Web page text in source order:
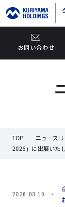
お問い合わせ
TOP ニュース
2026」に出展いた
2026.03.19